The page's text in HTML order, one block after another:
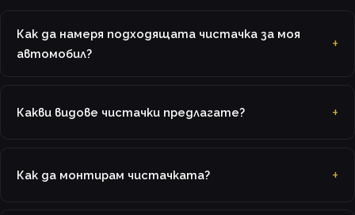
Как да намеря подходящата чистачка за моя
автомобил?
Какви видове чистачки предлагате?
Как да монтирам чистачката?